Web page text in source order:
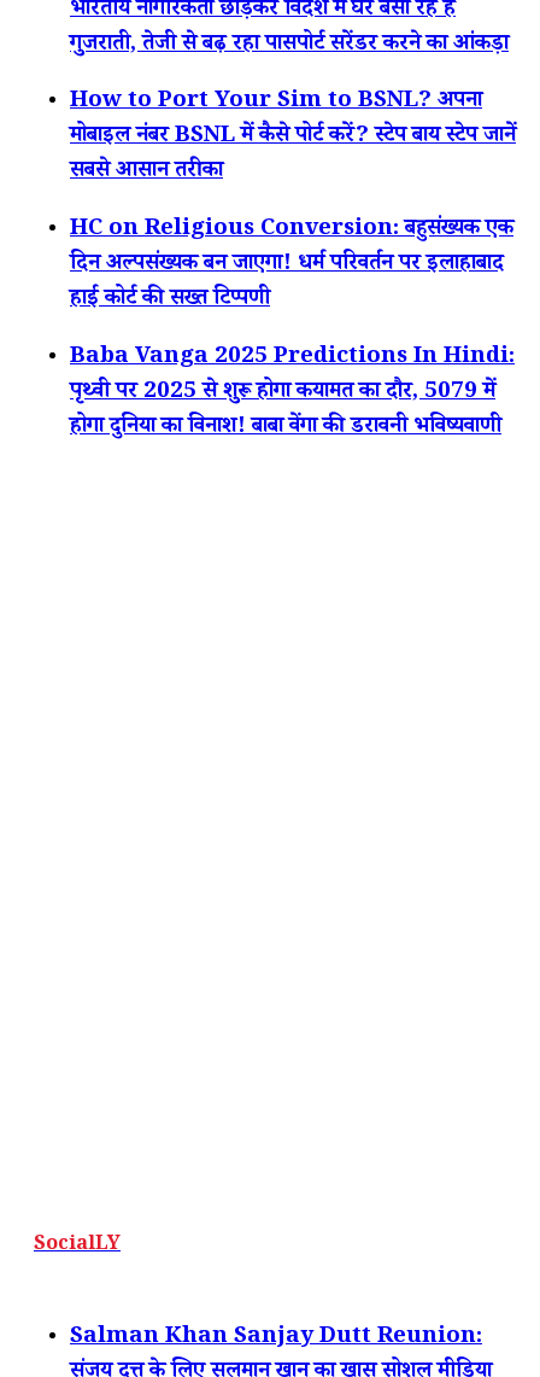
भारतीय नागरिकता छोड़कर विदेश में घर बसा रहे हैं
गुजराती, तेजी से बढ़ रहा पासपोर्ट सरेंडर करने का आंकड़ा
How to Port Your Sim to BSNL? अपना
मोबाइल नंबर BSNL में कैसे पोर्ट करें? स्टेप बाय स्टेप जानें
सबसे आसान तरीका
HC on Religious Conversion: बहुसंख्यक एक
दिन अल्पसंख्यक बन जाएगा! धर्म परिवर्तन पर इलाहाबाद
हाई कोर्ट की सख्त टिप्पणी
Baba Vanga 2025 Predictions In Hindi:
पृथ्वी पर 2025 से शुरू होगा कयामत का दौर, 5079 में
होगा दुनिया का विनाश! बाबा वेंगा की डरावनी भविष्यवाणी
SocialLY
Salman Khan Sanjay Dutt Reunion: